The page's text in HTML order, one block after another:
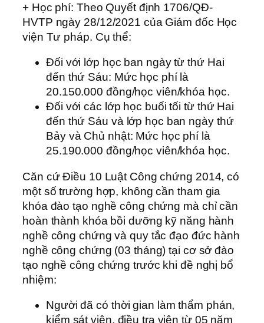
+ Học phí: Theo Quyết định 1706/QĐ-
HVTP ngày 28/12/2021 của Giám đốc Học
viện Tư pháp. Cụ thể:
Đối với lớp học ban ngày từ thứ Hai
đến thứ Sáu: Mức học phí là
20.150.000 đồng/học viên/khóa học.
Đối với các lớp học buổi tối từ thứ Hai
đến thứ Sáu và lớp học ban ngày thứ
Bảy và Chủ nhật: Mức học phí là
25.190.000 đồng/học viên/khóa học.
Căn cứ Điều 10 Luật Công chứng 2014, có
một số trường hợp, không cần tham gia
khóa đào tạo nghề công chứng mà chỉ cần
hoàn thành khóa bồi dưỡng kỹ năng hành
nghề công chứng và quy tắc đạo đức hành
nghề công chứng (03 tháng) tại cơ sở đào
tạo nghề công chứng trước khi đề nghị bổ
nhiệm:
Người đã có thời gian làm thẩm phán,
kiểm sát viên, điều tra viên từ 05 năm